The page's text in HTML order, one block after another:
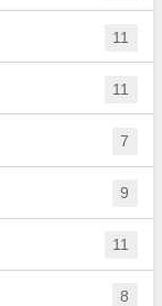
11
11
7
9
11
8